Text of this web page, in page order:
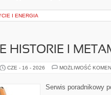
I ENERGIA
HISTORIE I
CZE - 16 - 2026 MOŻLIWOŚĆ
Serwis poradnikowy